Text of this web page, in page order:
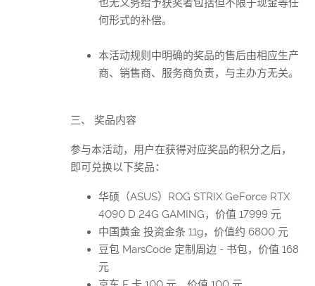
也无义务给予获奖者包括但不限于现金等任
何形式的补偿。
本活动规则中明确的奖品的售后由相应生产
商、销售商、服务商负责，与主办方无关。
三、 奖品内容
参与本活动，用户在获得对应奖品的积分之后，
即可兑换以下奖品：
华硕（ASUS）ROG STRIX GeForce RTX
4090 D 24G GAMING，价值 17999 元
中国黄金 投资金条 11g，价值约 6800 元
豆包 MarsCode 定制周边 - 书包，价值 168
元